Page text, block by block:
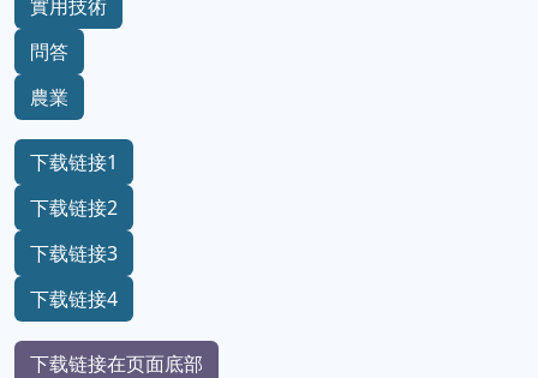
實用技術
問答
農業
下载链接1
下载链接2
下载链接3
下载链接4
下载链接在页面底部